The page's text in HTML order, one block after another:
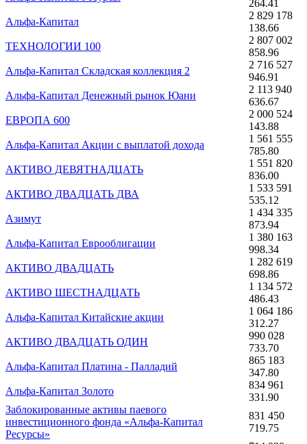
264.41
Альфа-Капитал
2 829 178
138.66
ТЕХНОЛОГИИ 100
2 807 002
858.96
Альфа-Капитал Складская коллекция 2
2 716 527
946.91
Альфа-Капитал Денежный рынок Юани
2 113 940
636.67
ЕВРОПА 600
2 000 524
143.88
Альфа-Капитал Акции с выплатой дохода
1 561 555
785.80
АКТИВО ДЕВЯТНАДЦАТЬ
1 551 820
836.00
АКТИВО ДВАДЦАТЬ ДВА
1 533 591
535.12
Азимут
1 434 335
873.94
Альфа-Капитал Еврооблигации
1 380 163
998.34
АКТИВО ДВАДЦАТЬ
1 282 619
698.86
АКТИВО ШЕСТНАДЦАТЬ
1 134 572
486.43
Альфа-Капитал Китайские акции
1 064 186
312.27
АКТИВО ДВАДЦАТЬ ОДИН
990 028
733.70
Альфа-Капитал Платина - Палладий
865 183
347.80
Альфа-Капитал Золото
834 961
331.90
Заблокированные активы паевого
инвестиционного фонда «Альфа-Капитал
Ресурсы»
831 450
719.75